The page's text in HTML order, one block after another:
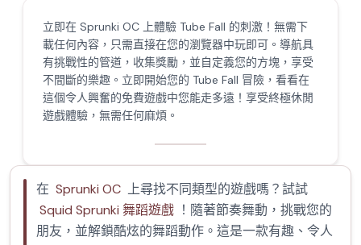
立即在 Sprunki OC 上體驗 Tube Fall 的刺激！無需下
載任何內容，只需直接在您的瀏覽器中玩即可。導航具
有挑戰性的管道，收集獎勵，並自定義您的方塊，享受
不間斷的樂趣。立即開始您的 Tube Fall 冒險，看看在
這個令人興奮的免費遊戲中您能走多遠！享受終極休閒
遊戲體驗，無需任何麻煩。
在 Sprunki OC 上尋找不同類型的遊戲嗎？試試
Squid Sprunki 舞蹈遊戲 ！隨著節奏舞動，挑戰您的
朋友，並解鎖酷炫的舞蹈動作。這是一款有趣、令人